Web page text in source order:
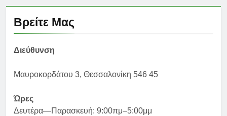
Βρείτε Μας
Διεύθυνση
Μαυροκορδάτου 3, Θεσσαλονίκη 546 45
Ώρες
Δευτέρα—Παρασκευή: 9:00πμ–5:00μμ